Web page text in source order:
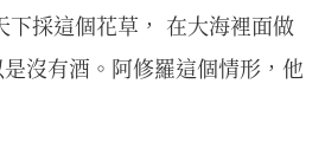
下採這個花草， 在大海裡面做
沒有酒。阿修羅這個情形，他